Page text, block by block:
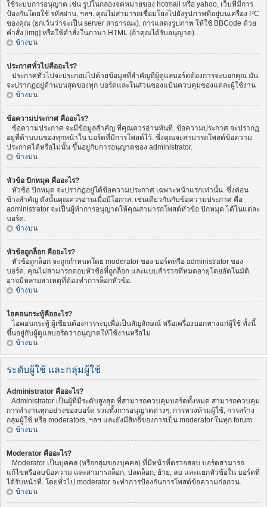
ใช้ระบบการอนุญาต เช่น รูปในกล่องจดหมายของ hotmail หรือ yahoo, เว็บที่มีการ
ป้องกันโดยใช้ รหัสผ่าน, ฯลฯ. คุณไม่สามารถเชื่อมโยงไปยังรูปภาพที่อยู่บนเครื่อง PC
ของคุณ (ยกเว้นว่าจะเป็น server สาธารณะ). การแสดงรูปภาพ ให้ใช้ BBCode ด้วย
คำสั่ง [img] หรือใช้คำสั่งในภาษา HTML (ถ้าคุณได้รับอนุญาต).
ข้างบน
ประกาศทั่วไปคืออะไร?
ประกาศทั่วไปจะประกอบไปด้วยข้อมูลที่สำคัญที่ผู้ดูแลบอร์ดต้องการจะบอกคุณ มัน
จะปรากฏอยู่ด้านบนสุดของทุก บอร์ดและในส่วนของแป้นควบคุมของแต่ละผู้ใช้งาน
ข้างบน
ข้อความประกาศ คืออะไร?
ข้อความประกาศ จะมีข้อมูลสำคัญ ที่คุณควรอ่านทันที. ข้อความประกาศ จะปรากฏ
อยู่ที่ด้านบนของทุกหน้าใน บอร์ดที่มีการโพสต์ไว้. ซึ่งคุณจะสามารถโพสต์ข้อความ
ประกาศได้หรือไม่นั้น ขึ้นอยู่กับการอนุญาตของ administrator.
ข้างบน
หัวข้อ ปักหมุด คืออะไร?
หัวข้อ ปักหมุด จะปรากฏอยู่ใต้ข้อความประกาศ เฉพาะหน้าแรกเท่านั้น. ซึ่งค่อน
ข้างสำคัญ ดังนั้นคุณควรอ่านเมื่อมีโอกาส. เช่นเดียวกันกับข้อความประกาศ คือ
administrator จะเป็นผู้ทำการอนุญาตให้คุณสามารถโพสต์หัวข้อ ปักหมุด ได้ในแต่ละ
บอร์ด.
ข้างบน
หัวข้อถูกล็อก คืออะไร?
หัวข้อถูกล็อก จะถูกกำหนดโดย moderator ของ บอร์ดหรือ administrator ของ
บอร์ด. คุณไม่สามารถตอบหัวข้อที่ถูกล็อก และแบบสำรวจที่หมดอายุโดยอัตโนมัติ.
อาจมีหลายสาเหตุที่ต้องทำการล็อกหัวข้อ.
ข้างบน
ไอคอนกระทู้คืออะไร?
ไอคอนกระทู้ ผู้เขียนต้องการระบุเพื่อเป็นสัญลักษณ์ หรือเครื่องบอกทางแก่ผู้ใช้ ทั้งนี้
ขึ้นอยู่กับผู้ดูแลบอร์ดว่าอนุญาตให้ใช้งานหรือไม่
ข้างบน
ระดับผู้ใช้ และกลุ่มผู้ใช้
Administrator คืออะไร?
Administrator เป็นผู้ที่มีระดับสูงสุด ที่สามารถควบคุมบอร์ดทั้งหมด สามารถควบคุม
การทำงานทุกอย่างของบอร์ด รวมทั้งการอนุญาตต่างๆ, การหวงห้ามผู้ใช้, การสร้าง
กลุ่มผู้ใช้ หรือ moderators, ฯลฯ และยังมีสิทธิ์ของการเป็น moderator ในทุก forum.
ข้างบน
Moderator คืออะไร?
Moderator เป็นบุคคล (หรือกลุ่มของบุคคล) ที่มีหน้าที่ตรวจสอบ บอร์ดสามารถ
แก้ไขหรือลบข้อความ และสามารถล็อก, ปลดล็อก, ย้าย, ลบ และแยกหัวข้อใน บอร์ดที่
ได้รับหน้าที่. โดยทั่วไป moderator จะทำการป้องกันการโพสต์ข้อความก่อกวน.
ข้างบน